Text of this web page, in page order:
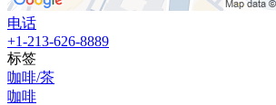
电话
+1-213-626-8889
标签
咖啡/茶
咖啡